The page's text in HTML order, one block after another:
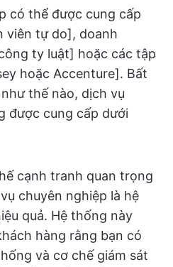
có thể được cung cấp
viên tự do], doanh
ty luật] hoặc các tập
hoặc Accenture]. Bất
thế nào, dịch vụ
được cung cấp dưới
cạnh tranh quan trọng
chuyên nghiệp là hệ
quả. Hệ thống này
hàng rằng bạn có
và cơ chế giám sát